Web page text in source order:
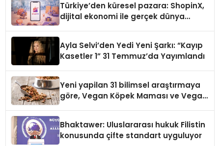
Türkiye’den küresel pazara: ShopinX,
dijital ekonomi ile gerçek dünya
Ayla Selvi’den Yedi Yeni Şarkı: “Kayıp
Kasetler 1” 31 Temmuz’da Yayımlandı
Yeni yapilan 31 bilimsel araştırmaya
göre, Vegan Köpek Maması ve Vegan
Bhaktawer: Uluslararası hukuk Filistin
konusunda çifte standart uyguluyor